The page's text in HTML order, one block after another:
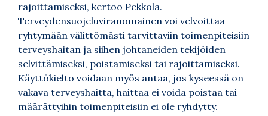
rajoittamiseksi, kertoo Pekkola.
Terveydensuojeluviranomainen voi velvoittaa
ryhtymään välittömästi tarvittaviin toimenpiteisiin
terveyshaitan ja siihen johtaneiden tekijöiden
selvittämiseksi, poistamiseksi tai rajoittamiseksi.
Käyttökielto voidaan myös antaa, jos kyseessä on
vakava terveyshaitta, haittaa ei voida poistaa tai
määrättyihin toimenpiteisiin ei ole ryhdytty.